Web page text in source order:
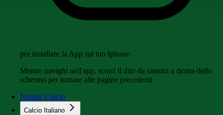
per installare la App sul tuo Iphone.
Mentre navighi nell'app, scorri il dito da sinistra a destra dello
schermo per tornare alle pagine precedenti
Notizie Calcio
Calcio Italiano